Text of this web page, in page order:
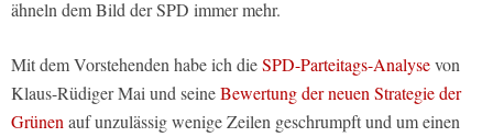
ähneln dem Bild der SPD immer mehr.
Mit dem Vorstehenden habe ich dieSPD-Parteitags-Analysevon
Klaus-Rüdiger Mai und seineBewertung der neuen Strategie der
Grünen auf unzulässig wenige Zeilen geschrumpft und um einen